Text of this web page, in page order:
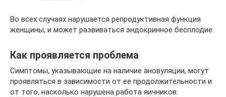
Во всех случаях нарушается репродуктивная функция
женщины, и может развиваться эндокринное бесплодие.
Как проявляется проблема
Симптомы, указывающие на наличие ановуляции, могут
проявляться в зависимости от ее продолжительности и
от того, насколько нарушена работа яичников: